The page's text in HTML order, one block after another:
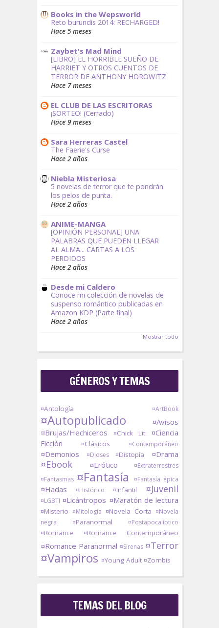
Books in the Wepsworld
Reto burundis 2014: RECHARGED!
Hace 5 meses
Zaybet's Mad Mind
[LIBRO] EL HORRIBLE SUEÑO DE
HARRIET Y OTROS CUENTOS DE
TERROR DE ANTHONY HOROWITZ
Hace 7 meses
EL CLUB DE LAS ESCRITORAS
¡SORTEO! (Cerrado)
Hace 9 meses
Sara Herreras Castel
The Faerie's Curse
Hace 2 años
Niebla Misteriosa
5 novelas de terror que te pondrán
los pelos de punta.
Hace 2 años
ANIME-MANGA
[OPINIÓN PERSONAL] UNA
PALABRAS QUE PUEDEN LLEGAR
AL ALMA... CARTAS A LOS
PERDIDOS
Hace 2 años
Desde mi Caldero
Conoce mi colección de novelas de
suspenso romántico publicadas en
Amazon KDP (Parte final)
Hace 2 años
Mostrar todo
GÉNEROS Y TEMAS
¤Antología ¤ArtBook
¤Autopublicado
¤Avisos
¤Brujas/Hechiceros
¤Chick Lit
¤Ciencia
Ficción
¤Clásicos ¤Contemporáneo
¤Demonios ¤Dioses ¤Distopía ¤Drama
¤Ebook ¤Erótico
¤Extraterrestres
¤Fantasmas ¤Fantasía ¤Fantasía épica
¤Hadas ¤Histórico ¤Infantil ¤Juvenil
¤LGBTI ¤Licántropos ¤Maratón de lectura
¤Misterio ¤Mitología ¤Novela Corta ¤Novela
negra
¤Paranormal ¤Postapocaliptico
¤Romance ¤Romance Contemporáneo
¤Romance Paranormal ¤Sirenas ¤Terror
¤Vampiros ¤Young Adult ¤Zombis
TEMAS DEL BLOG